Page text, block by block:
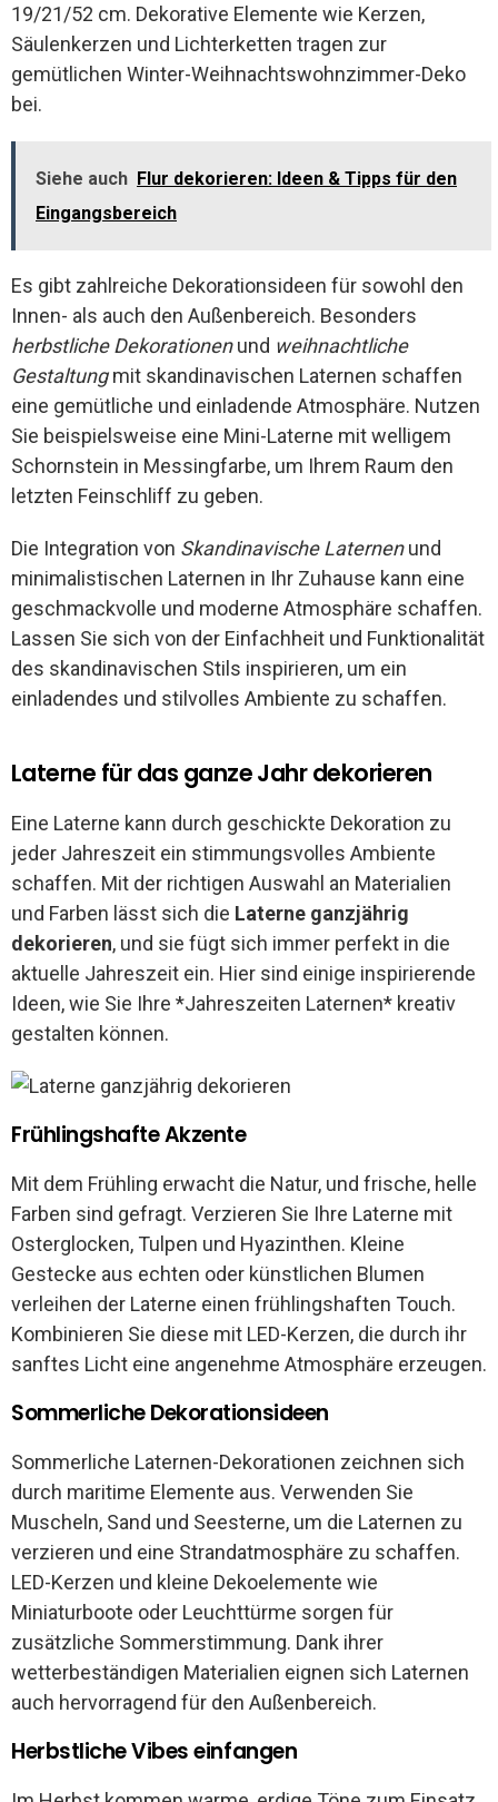
19/21/52 cm. Dekorative Elemente wie Kerzen,
Säulenkerzen und Lichterketten tragen zur
gemütlichen Winter-Weihnachtswohnzimmer-Deko
bei.
Siehe auch Flur dekorieren: Ideen & Tipps für den
Eingangsbereich
Es gibt zahlreiche Dekorationsideen für sowohl den
Innen- als auch den Außenbereich. Besonders
herbstliche Dekorationenund weihnachtliche
Gestaltungmit skandinavischen Laternen schaffen
eine gemütliche und einladende Atmosphäre. Nutzen
Sie beispielsweise eine Mini-Laterne mit welligem
Schornstein in Messingfarbe, um Ihrem Raum den
letzten Feinschliff zu geben.
Die Integration von Skandinavische Laternenund
minimalistischen Laternen in Ihr Zuhause kann eine
geschmackvolle und moderne Atmosphäre schaffen.
Lassen Sie sich von der Einfachheit und Funktionalität
des skandinavischen Stils inspirieren, um ein
einladendes und stilvolles Ambiente zu schaffen.
Laterne für das ganze Jahr dekorieren
Eine Laterne kann durch geschickte Dekoration zu
jeder Jahreszeit ein stimmungsvolles Ambiente
schaffen. Mit der richtigen Auswahl an Materialien
und Farben lässt sich die Laterne ganzjährig
dekorieren, und sie fügt sich immer perfekt in die
aktuelle Jahreszeit ein. Hier sind einige inspirierende
Ideen, wie Sie Ihre *Jahreszeiten Laternen* kreativ
gestalten können.
Frühlingshafte Akzente
Mit dem Frühling erwacht die Natur, und frische, helle
Farben sind gefragt. Verzieren Sie Ihre Laterne mit
Osterglocken, Tulpen und Hyazinthen. Kleine
Gestecke aus echten oder künstlichen Blumen
verleihen der Laterne einen frühlingshaften Touch.
Kombinieren Sie diese mit LED-Kerzen, die durch ihr
sanftes Licht eine angenehme Atmosphäre erzeugen.
Sommerliche Dekorationsideen
Sommerliche Laternen-Dekorationen zeichnen sich
durch maritime Elemente aus. Verwenden Sie
Muscheln, Sand und Seesterne, um die Laternen zu
verzieren und eine Strandatmosphäre zu schaffen.
LED-Kerzen und kleine Dekoelemente wie
Miniaturboote oder Leuchttürme sorgen für
zusätzliche Sommerstimmung. Dank ihrer
wetterbeständigen Materialien eignen sich Laternen
auch hervorragend für den Außenbereich.
Herbstliche Vibes einfangen